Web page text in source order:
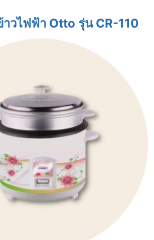
วไฟฟ้า Otto รุ่น CR-110